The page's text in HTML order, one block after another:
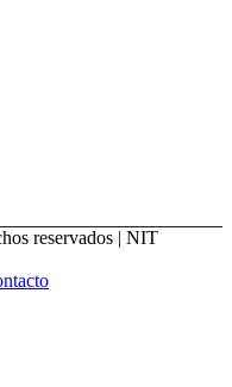
reservados | NIT